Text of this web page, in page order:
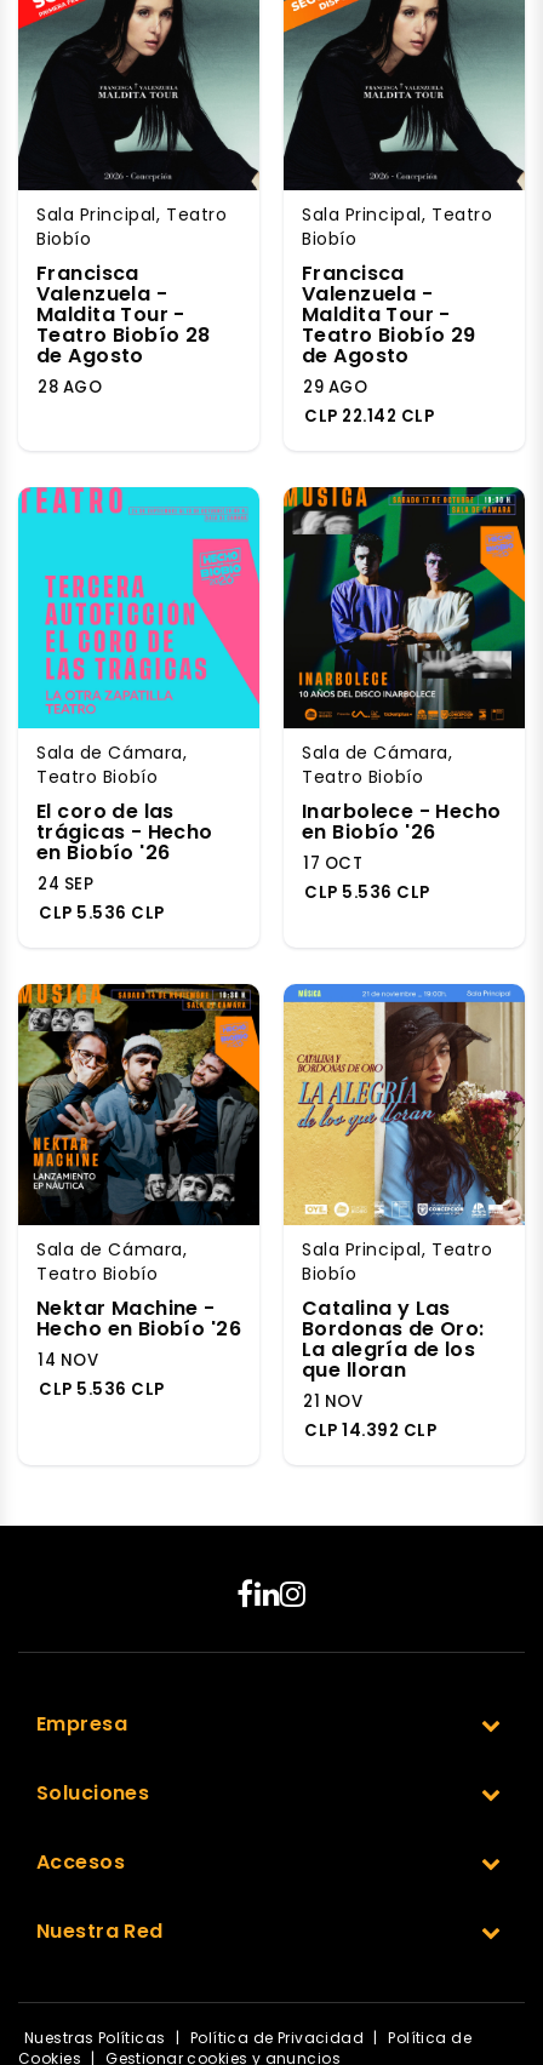
Sala Principal, Teatro
Biobío
Francisca
Valenzuela -
Maldita Tour -
Teatro Biobío 28
de Agosto
28 AGO
Sala Principal, Teatro
Biobío
Francisca
Valenzuela -
Maldita Tour -
Teatro Biobío 29
de Agosto
29 AGO
CLP 22.142 CLP
Sala de Cámara,
Teatro Biobío
El coro de las
trágicas - Hecho
en Biobío '26
24 SEP
CLP 5.536 CLP
Sala de Cámara,
Teatro Biobío
Inarbolece - Hecho
en Biobío '26
17 OCT
CLP 5.536 CLP
Sala de Cámara,
Teatro Biobío
Nektar Machine -
Hecho en Biobío '26
14 NOV
CLP 5.536 CLP
Sala Principal, Teatro
Biobío
Catalina y Las
Bordonas de Oro:
La alegría de los
que lloran
21 NOV
CLP 14.392 CLP
Empresa
Soluciones
Accesos
Nuestra Red
Nuestras Políticas | Política de Privacidad |
Política de
Cookies | Gestionar cookies y anuncios